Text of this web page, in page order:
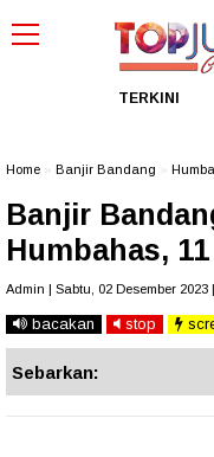
TERKINI
Home Banjir Bandang
Banjir
Humbahas,
Admin | Sabtu, 02 Desember 2023
bacakan stop
Sebarkan: